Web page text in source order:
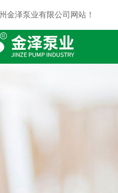
金泽泵业有限公司网站！